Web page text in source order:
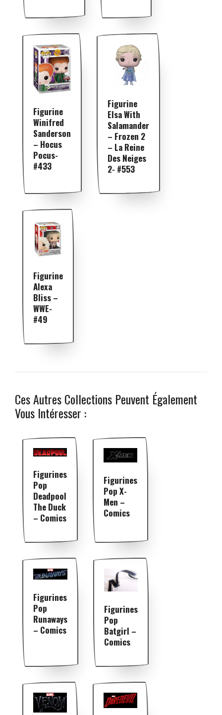
Figurine
Winifred
Sanderson
– Hocus
Pocus-
#433
Figurine
Elsa With
Salamander
– Frozen 2
– La Reine
Des Neiges
2- #553
Figurine
Alexa
Bliss –
WWE-
#49
Ces Autres Collections Peuvent Également
Vous Intéresser :
Figurines
Pop
Deadpool
The Duck
– Comics
Figurines
Pop X-
Men –
Comics
Figurines
Pop
Runaways
– Comics
Figurines
Pop
Batgirl –
Comics